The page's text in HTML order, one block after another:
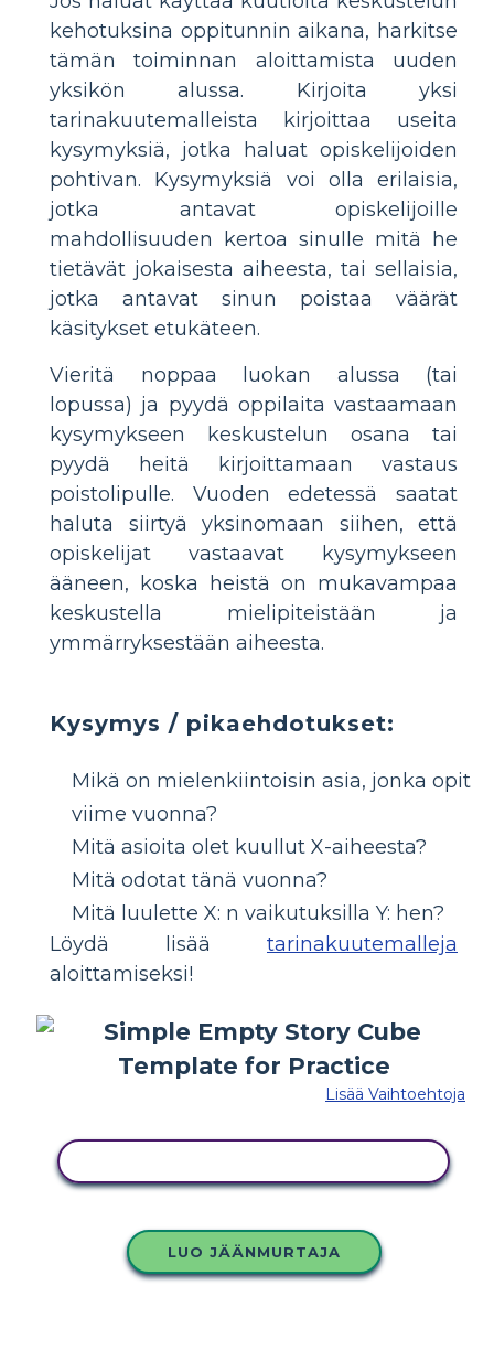
kehotuksina oppitunnin aikana, harkitse
tämän toiminnan aloittamista uuden
yksikön alussa. Kirjoita yksi
tarinakuutemalleista kirjoittaa useita
kysymyksiä, jotka haluat opiskelijoiden
pohtivan. Kysymyksiä voi olla erilaisia,
jotka antavat opiskelijoille
mahdollisuuden kertoa sinulle mitä he
tietävät jokaisesta aiheesta, tai sellaisia,
jotka antavat sinun poistaa väärät
käsitykset etukäteen.
Vieritä noppaa luokan alussa (tai
lopussa) ja pyydä oppilaita vastaamaan
kysymykseen keskustelun osana tai
pyydä heitä kirjoittamaan vastaus
poistolipulle. Vuoden edetessä saatat
haluta siirtyä yksinomaan siihen, että
opiskelijat vastaavat kysymykseen
ääneen, koska heistä on mukavampaa
keskustella mielipiteistään ja
ymmärryksestään aiheesta.
Kysymys / pikaehdotukset:
Mikä on mielenkiintoisin asia, jonka opit
viime vuonna?
Mitä asioita olet kuullut X-aiheesta?
Mitä odotat tänä vuonna?
Mitä luulette X: n vaikutuksilla Y: hen?
Löydä lisää tarinakuutemalleja
aloittamiseksi!
Lisää Vaihtoehtoja
LUO JÄÄNMURTAJA